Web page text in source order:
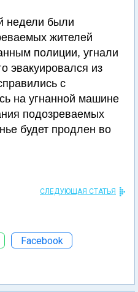
недели были
жителей
полиции, угнали
эвакуировался из
с
на угнанной машине
подозреваемых
будет продлен во
СЛЕДУЮЩАЯ СТАТЬЯ
Facebook